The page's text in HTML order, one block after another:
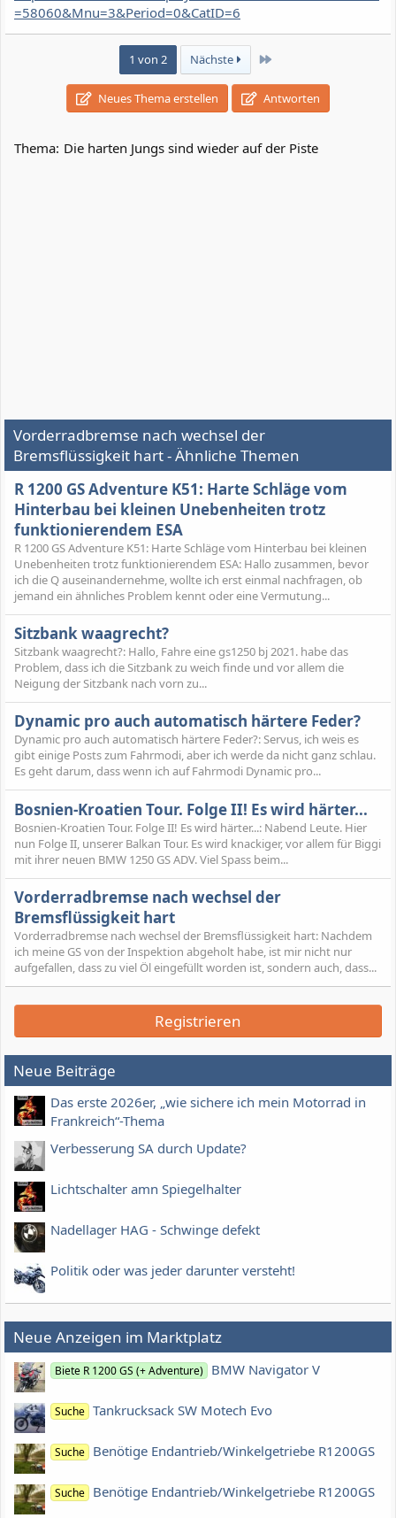
=58060&Mnu=3&Period=0&CatID=6
1 von 2 Nächste Letzte
Neues Thema erstellen Antworten
Thema: Die harten Jungs sind wieder auf der Piste
Vorderradbremse nach wechsel der
Bremsflüssigkeit hart - Ähnliche Themen
R 1200 GS Adventure K51: Harte Schläge vom
Hinterbau bei kleinen Unebenheiten trotz
funktionierendem ESA
R 1200 GS Adventure K51: Harte Schläge vom Hinterbau bei kleinen
Unebenheiten trotz funktionierendem ESA: Hallo zusammen, bevor
ich die Q auseinandernehme, wollte ich erst einmal nachfragen, ob
jemand ein ähnliches Problem kennt oder eine Vermutung...
Sitzbank waagrecht?
Sitzbank waagrecht?: Hallo, Fahre eine gs1250 bj 2021. habe das
Problem, dass ich die Sitzbank zu weich finde und vor allem die
Neigung der Sitzbank nach vorn zu...
Dynamic pro auch automatisch härtere Feder?
Dynamic pro auch automatisch härtere Feder?: Servus, ich weis es
gibt einige Posts zum Fahrmodi, aber ich werde da nicht ganz schlau.
Es geht darum, dass wenn ich auf Fahrmodi Dynamic pro...
Bosnien-Kroatien Tour. Folge II! Es wird härter...
Bosnien-Kroatien Tour. Folge II! Es wird härter...: Nabend Leute. Hier
nun Folge II, unserer Balkan Tour. Es wird knackiger, vor allem für Biggi
mit ihrer neuen BMW 1250 GS ADV. Viel Spass beim...
Vorderradbremse nach wechsel der
Bremsflüssigkeit hart
Vorderradbremse nach wechsel der Bremsflüssigkeit hart: Nachdem
ich meine GS von der Inspektion abgeholt habe, ist mir nicht nur
aufgefallen, dass zu viel Öl eingefüllt worden ist, sondern auch, dass...
Registrieren
Neue Beiträge
Das erste 2026er, „wie sichere ich mein Motorrad in
Frankreich“-Thema
Verbesserung SA durch Update?
Lichtschalter amn Spiegelhalter
Nadellager HAG - Schwinge defekt
Politik oder was jeder darunter versteht!
Neue Anzeigen im Marktplatz
Biete R 1200 GS (+ Adventure) BMW Navigator V
Suche Tankrucksack SW Motech Evo
Suche Benötige Endantrieb/Winkelgetriebe R1200GS
Suche Benötige Endantrieb/Winkelgetriebe R1200GS